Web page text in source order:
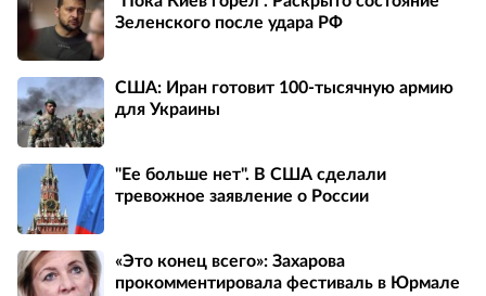
Зеленского после удара РФ
США: Иран готовит 100-тысячную армию
для Украины
"Ее больше нет". В США сделали
тревожное заявление о России
«Это конец всего»: Захарова
прокомментировала фестиваль в Юрмале